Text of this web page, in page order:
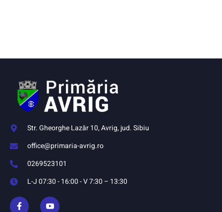
Str. Gheorghe Lazăr 10, Avrig, jud. Sibiu
office@primaria-avrig.ro
0269523101
L-J 07:30 - 16:00 - V 7:30 – 13:30